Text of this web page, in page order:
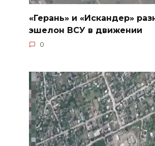
«Герань» и «Искандер»
эшелон ВСУ в движении
0